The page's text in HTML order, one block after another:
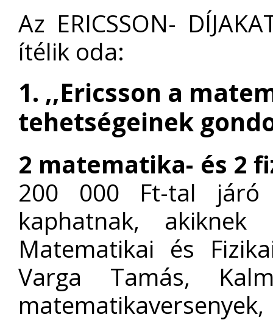
Az ERICSSON-
ítélik oda:
1. ,,Ericsson a
tehetségeinek
2 matematika- és 2
200 000 Ft-tal
kaphatnak, akiknek
Matematikai és
Varga Tamás,